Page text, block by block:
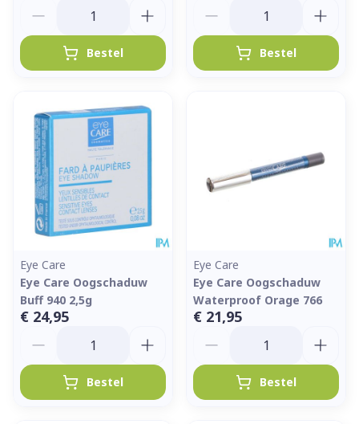
Bestel Bestel
Eye Care
Eye Care Oogschaduw
Buff 940 2,5g
€ 24,95
Bestel
Eye Care
Eye Care Oogschaduw
Waterproof Orage 766
€ 21,95
Bestel